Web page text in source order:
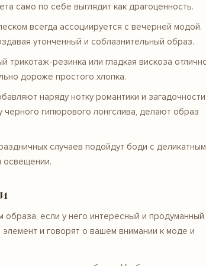
само по себе выглядит как драгоценность.
всегда ассоциируется с вечерней модой.
утонченный и соблазнительный образ.
трикотаж-резинка или гладкая вискоза
дороже простого хлопка.
наряду нотку романтики и
черного гипюрового лонгслива, делают образ
случаев подойдут боди с деликатным
освещении.
если у него интересный и продуманный
и говорят о вашем внимании к моде и